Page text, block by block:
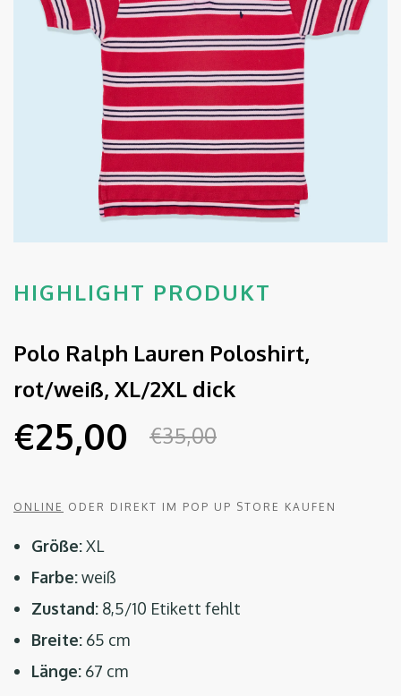
HIGHLIGHT PRODUKT
Polo Ralph Lauren Poloshirt,
rot/weiß, XL/2XL dick
€25,00 €35,00
ONLINE ODER DIREKT IM POP UP STORE KAUFEN
Größe:XL
Farbe:weiß
Zustand: 8,5/10 Etikett fehlt
Breite: 65 cm
Länge: 67 cm